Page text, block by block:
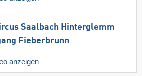
Saalbach Hinterglemm
Fieberbrunn
anzeigen